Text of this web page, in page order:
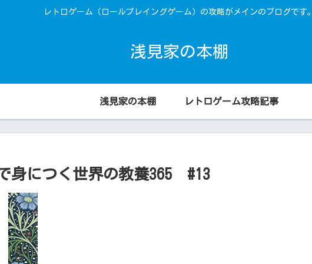
レトロゲーム（ロールプレイングゲーム）の攻略がメインのブログです。
浅見家の本棚
浅見家の本棚 レトロゲーム攻略記事
身につく世界の教養365 #13